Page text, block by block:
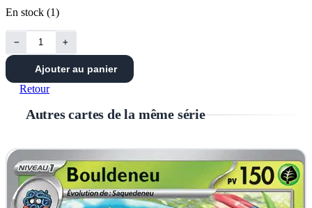
En stock (1)
− +
Ajouter au panier
Retour
Autres cartes de la même série